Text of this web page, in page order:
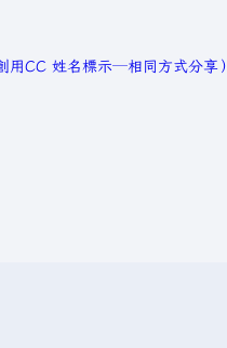
用CC 姓名標示─相同方式分享）